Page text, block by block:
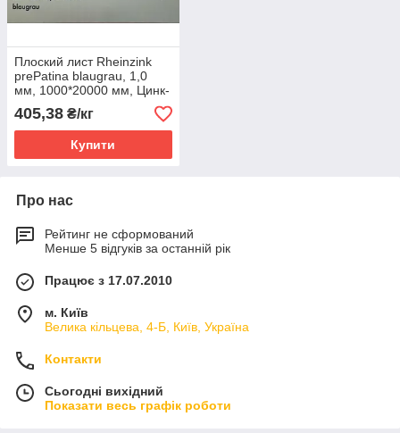
Плоский лист Rheinzink
prePatina blaugrau, 1,0
мм, 1000*20000 мм, Цинк-
титан сіро-блакитний
вальцьований
405,38 ₴/кг
Купити
Про нас
Рейтинг не сформований
Менше 5 відгуків за останній рік
Працює з 17.07.2010
м. Київ
Велика кільцева, 4-Б, Київ, Україна
Контакти
Сьогодні вихідний
Показати весь графік роботи